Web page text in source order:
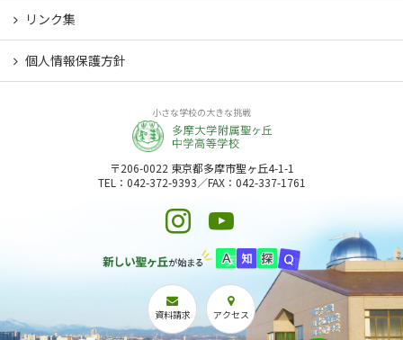
リンク集
個人情報保護方針
小さな学校の大きな挑戦
〒206-0022 東京都多摩市聖ヶ丘4-1-1
TEL：042-372-9393／FAX：042-337-1761
資料請求 アクセス